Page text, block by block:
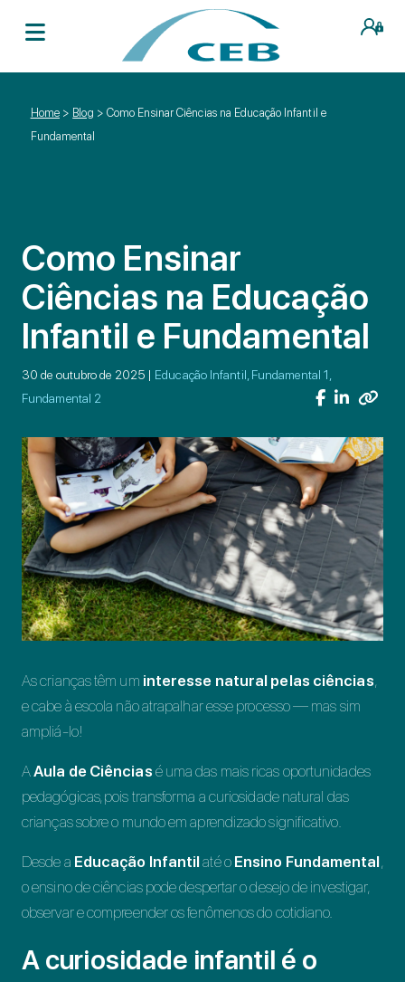
Home> Blog > Como Ensinar Ciências na Educação Infantil e
Fundamental
Como Ensinar
Ciências na Educação
Infantil e Fundamental
30 de outubro de 2025 | Educação Infantil, Fundamental 1,
Fundamental 2
As crianças têm um interesse natural pelas ciências,
e cabe à escola não atrapalhar esse processo — mas sim
ampliá-lo!
AAula de Ciências é uma das mais ricas oportunidades
pedagógicas, pois transforma a curiosidade natural das
crianças sobre o mundo em aprendizado significativo.
Desde a Educação Infantilaté o Ensino Fundamental,
o ensino de ciências pode despertar o desejo de investigar,
observar e compreender os fenômenos do cotidiano.
A curiosidade infantil é o